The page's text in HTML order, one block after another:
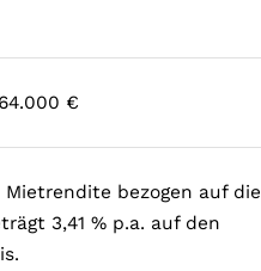
€
Mietrendite bezogen auf die
3,41 % p.a. auf den